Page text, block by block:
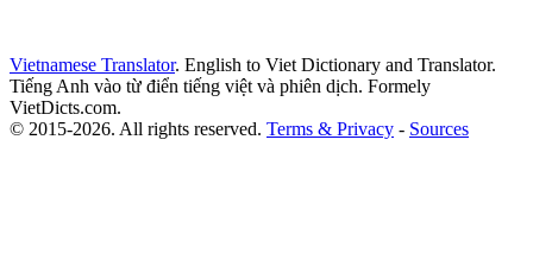
Vietnamese Translator. English to Viet Dictionary and Translator.
Tiếng Anh vào từ điển tiếng việt và phiên dịch. Formely
VietDicts.com.
© 2015-2026. All rights reserved. Terms & Privacy - Sources